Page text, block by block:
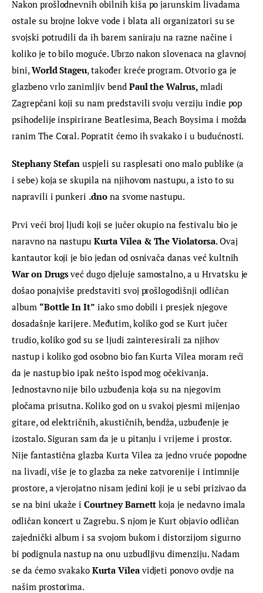
Nakon prošlodnevnih obilnih kiša po jarunskim livadama
ostale su brojne lokve vode i blata ali organizatori su se
svojski potrudili da ih barem saniraju na razne načine i
koliko je to bilo moguće. Ubrzo nakon slovenaca na glavnoj
bini, World Stageu, također kreće program. Otvorio ga je
glazbeno vrlo zanimljiv bend Paul the Walrus, mladi
Zagrepčani koji su nam predstavili svoju verziju indie pop
psihodelije inspirirane Beatlesima, Beach Boysima i možda
ranim The Coral. Popratit ćemo ih svakako i u budućnosti.
Stephany Stefan uspjeli su rasplesati ono malo publike (a
i sebe) koja se skupila na njihovom nastupu, a isto to su
napravili i punkeri .dno na svome nastupu.
Prvi veći broj ljudi koji se jučer okupio na festivalu bio je
naravno na nastupu Kurta Vilea & The Violatorsa. Ovaj
kantautor koji je bio jedan od osnivača danas već kultnih
War on Drugs već dugo djeluje samostalno, a u Hrvatsku je
došao ponajviše predstaviti svoj prošlogodišnji odličan
album “Bottle In It” iako smo dobili i presjek njegove
dosadašnje karijere. Međutim, koliko god se Kurt jučer
trudio, koliko god su se ljudi zainteresirali za njihov
nastup i koliko god osobno bio fan Kurta Vilea moram reći
da je nastup bio ipak nešto ispod mog očekivanja.
Jednostavno nije bilo uzbuđenja koja su na njegovim
pločama prisutna. Koliko god on u svakoj pjesmi mijenjao
gitare, od električnih, akustičnih, bendža, uzbuđenje je
izostalo. Siguran sam da je u pitanju i vrijeme i prostor.
Nije fantastična glazba Kurta Vilea za jedno vruće popodne
na livadi, više je to glazba za neke zatvorenije i intimnije
prostore, a vjerojatno nisam jedini koji je u sebi prizivao da
se na bini ukaže i Courtney Barnett koja je nedavno imala
odličan koncert u Zagrebu. S njom je Kurt objavio odličan
zajednički album i sa svojom bukom i distorzijom sigurno
bi podignula nastup na onu uzbudljivu dimenziju. Nadam
se da ćemo svakako Kurta Vilea vidjeti ponovo ovdje na
našim prostorima.